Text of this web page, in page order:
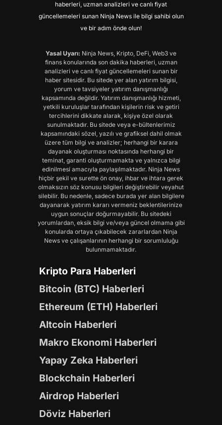
haberleri, uzman analizleri ve canlı fiyat
güncellemeleri sunan Ninja News ile bilgi sahibi olun
ve bir adım önde olun!
Yasal Uyarı: Ninja News, Kripto, DeFi, Web3 ve
finans konularında son dakika haberleri, uzman
analizleri ve canlı fiyat güncellemeleri sunan bir
haber sitesidir. Bu sitede yer alan yatırım bilgisi,
yorum ve tavsiyeler yatırım danışmanlığı
kapsamında değildir. Yatırım danışmanlığı hizmeti,
yetkili kuruluşlar tarafından kişilerin risk ve getiri
tercihlerini dikkate alarak, kişiye özel olarak
sunulmaktadır. Bu sitede veya e-bültenlerimiz
kapsamındaki sözel, yazılı ve grafiksel dahil olmak
üzere tüm bilgi ve analizler; herhangi bir karara
dayanak oluşturması noktasında herhangi bir
teminat, garanti oluşturmamakta ve yalnızca bilgi
edinilmesi amacıyla paylaşılmaktadır. Ninja News
hiçbir şekil ve surette ön onay, ihbar ve ihtara gerek
olmaksızın söz konusu bilgileri değiştirebilir veyahut
silebilir. Bu nedenle, sadece burada yer alan bilgilere
dayanarak yatırım kararı vermeniz beklentilerinize
uygun sonuçlar doğurmayabilir. Bu sitedeki
yorumlardan, eksik bilgi ve/veya güncel olmama gibi
konularda ortaya çıkabilecek zararlardan Ninja
News ve çalışanlarının herhangi bir sorumluluğu
bulunmamaktadır.
Kripto Para Haberleri
Bitcoin (BTC) Haberleri
Ethereum (ETH) Haberleri
Altcoin Haberleri
Makro Ekonomi Haberleri
Yapay Zeka Haberleri
Blockchain Haberleri
Airdrop Haberleri
Döviz Haberleri